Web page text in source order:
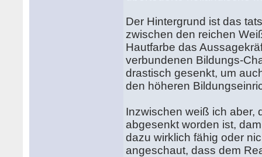
Der Hintergrund ist das
zwischen den reichen
Hautfarbe das
verbundenen Bildungs-
drastisch gesenkt, um
den höheren
Inzwischen weiß ich aber,
abgesenkt worden ist,
dazu wirklich fähig oder
angeschaut, dass dem